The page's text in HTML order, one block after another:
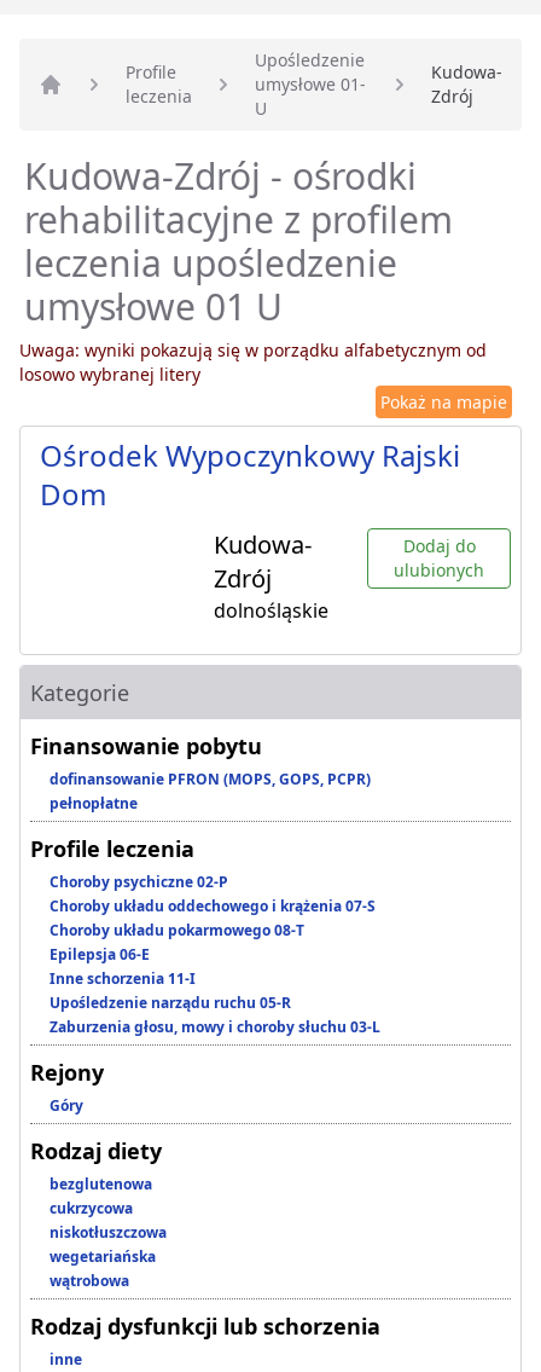
Strona główna
Profile
leczenia
Upośledzenie
umysłowe 01-
U
Kudowa-
Zdrój
Kudowa-Zdrój - ośrodki
rehabilitacyjne z profilem
leczenia upośledzenie
umysłowe 01 U
Uwaga: wyniki pokazują się w porządku alfabetycznym od
losowo wybranej litery
Pokaż na mapie
Ośrodek Wypoczynkowy Rajski
Dom
Kudowa-
Zdrój
dolnośląskie
Dodaj do
ulubionych
Kategorie
Finansowanie pobytu
dofinansowanie PFRON (MOPS, GOPS, PCPR)
pełnopłatne
Profile leczenia
Choroby psychiczne 02-P
Choroby układu oddechowego i krążenia 07-S
Choroby układu pokarmowego 08-T
Epilepsja 06-E
Inne schorzenia 11-I
Upośledzenie narządu ruchu 05-R
Zaburzenia głosu, mowy i choroby słuchu 03-L
Rejony
Góry
Rodzaj diety
bezglutenowa
cukrzycowa
niskotłuszczowa
wegetariańska
wątrobowa
Rodzaj dysfunkcji lub schorzenia
inne